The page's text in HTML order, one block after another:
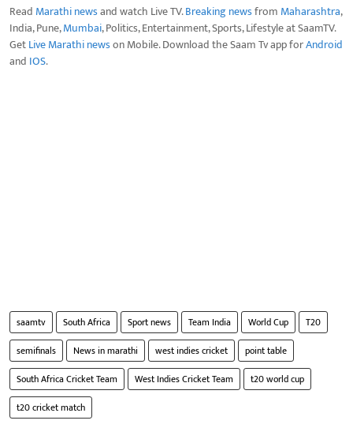
Read Marathi newsand watch Live TV.Breaking newsfrom Maharashtra,
India, Pune,Mumbai, Politics, Entertainment, Sports, Lifestyle at SaamTV.
GetLive Marathi newson Mobile. Download the Saam Tv app forAndroid
and IOS.
saamtv South Africa Sport news Team India World Cup
T20
semifinals
News in marathi west indies cricket
point table
South Africa Cricket Team
West Indies Cricket Team
t20 world cup
t20 cricket match